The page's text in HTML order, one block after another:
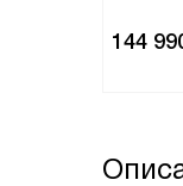
144